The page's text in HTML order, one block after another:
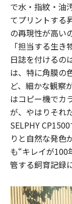
で水・指紋・油
てプリントする
の再現性が高い
「担当する生
日誌を付けるの
は、特に角膜の
ど、細かな観察
はコピー機でカ
が、やはりそれ
SELPHY
りと自然な発色
も“キレイが100
管する飼育記録